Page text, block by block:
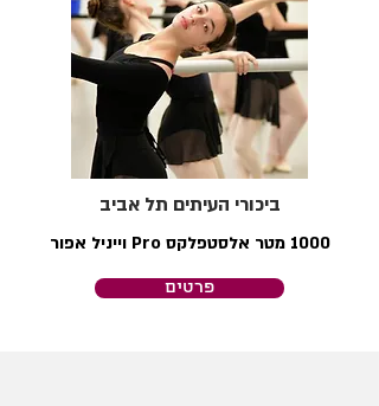
ביכורי העיתים תל אביב
1000 מטר אלסטפלקס Pro וייניל אפור
פרטים